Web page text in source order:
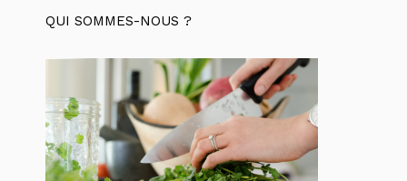
QUI SOMMES-NOUS ?